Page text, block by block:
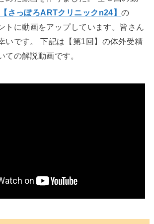
【さっぽろARTクリニックn24】の
トに動画をアップしています。皆さん
いです。 下記は【第1回】の体外受精
ての解説動画です。